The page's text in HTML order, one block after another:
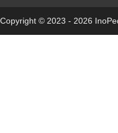
Copyright © 2023 - 2026